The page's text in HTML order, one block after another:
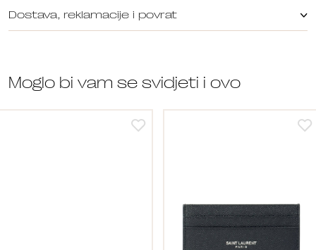
Dostava, reklamacije i povrat
Moglo bi vam se svidjeti i ovo